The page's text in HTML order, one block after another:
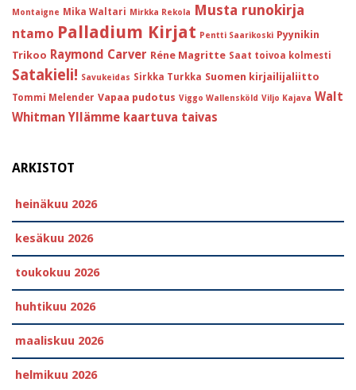
Montaigne Mika Waltari Mirkka Rekola Musta runokirja
ntamo Palladium Kirjat Pentti Saarikoski Pyynikin
Trikoo Raymond Carver Réne Magritte Saat toivoa kolmesti
Satakieli! Savukeidas Sirkka Turkka Suomen kirjailijaliitto
Tommi Melender Vapaa pudotus Viggo Wallensköld Viljo Kajava Walt
Whitman Yllämme kaartuva taivas
ARKISTOT
heinäkuu 2026
kesäkuu 2026
toukokuu 2026
huhtikuu 2026
maaliskuu 2026
helmikuu 2026